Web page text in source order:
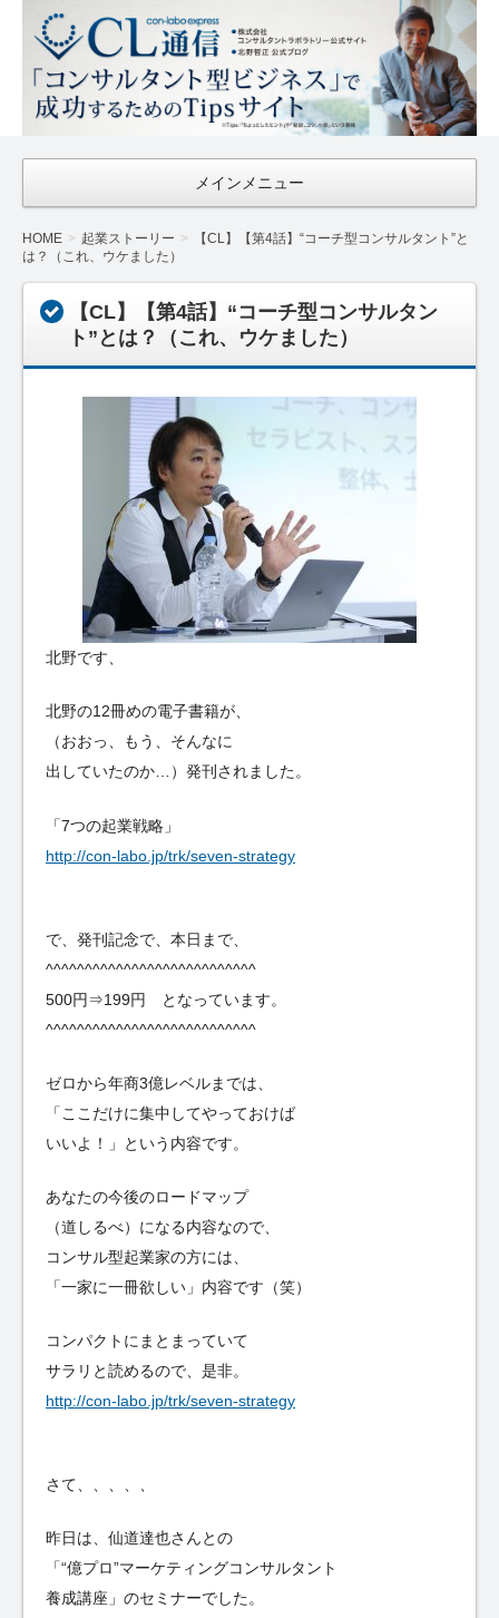
CL通信
｜Con-
Labo
メインメニュー
HOME 起業ストーリー
【CL】【第4話】“コーチ型コンサルタント”と
は？（これ、ウケました）
【CL】【第4話】“コーチ型コンサルタン
ト”とは？（これ、ウケました）
北野です、
北野の12冊めの電子書籍が、
（おおっ、もう、そんなに
出していたのか…）発刊されました。
「7つの起業戦略」
http://con-labo.jp/trk/seven-strategy
で、発刊記念で、本日まで、
^^^^^^^^^^^^^^^^^^^^^^^^^^^
500円⇒199円 となっています。
^^^^^^^^^^^^^^^^^^^^^^^^^^^
ゼロから年商3億レベルまでは、
「ここだけに集中してやっておけば
いいよ！」という内容です。
あなたの今後のロードマップ
（道しるべ）になる内容なので、
コンサル型起業家の方には、
「一家に一冊欲しい」内容です（笑）
コンパクトにまとまっていて
サラリと読めるので、是非。
http://con-labo.jp/trk/seven-strategy
さて、、、、、
昨日は、仙道達也さんとの
「“億プロ”マーケティングコンサルタント
養成講座」のセミナーでした。